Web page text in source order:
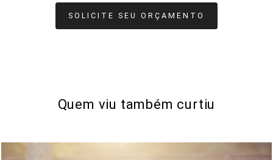
SOLICITE SEU ORÇAMENTO
Quem viu também curtiu